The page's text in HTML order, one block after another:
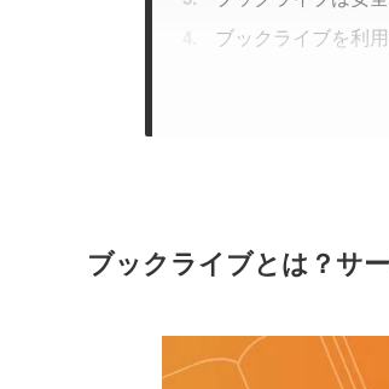
ブックライブを利
ブックライブとは？サ